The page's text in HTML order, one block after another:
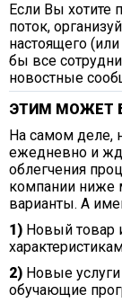
Если Вы хотите
поток,
настоящего
бы все
новостные
ЭТИМ МОЖЕТ
На самом деле,
ежедневно и
облегчения
компании ниже
варианты. А
1) Новый товар
2) Новые услуги
обучающие